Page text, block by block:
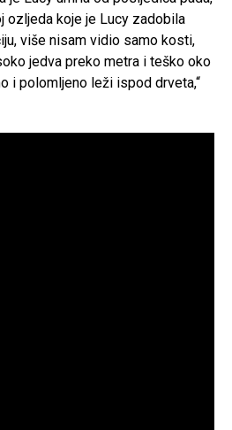
ozljeda koje je Lucy zadobila
više nisam vidio samo kosti,
jedva preko metra i teško oko
i polomljeno leži ispod drveta,“